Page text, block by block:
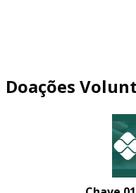
Doações